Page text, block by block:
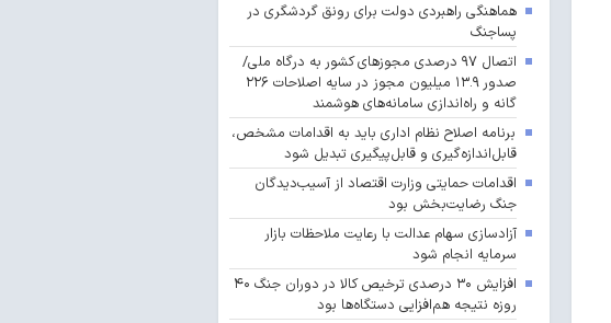
هماهنگی راهبردی دولت برای رونق گردشگری در
پساجنگ
اتصال ۹۷ درصدی مجوزهای کشور به درگاه ملی/
صدور ۱۳.۹ میلیون مجوز در سایه اصلاحات ۲۲۶
گانه و راه‌اندازی سامانه‌های هوشمند
برنامه اصلاح نظام اداری باید به اقدامات مشخص،
قابل‌اندازه‌گیری و قابل‌پیگیری تبدیل شود
اقدامات حمایتی وزارت اقتصاد از آسیب‌دیدگان
جنگ رضایت‌بخش بود
آزادسازی سهام عدالت با رعایت ملاحظات بازار
سرمایه انجام شود
افزایش ۳۰ درصدی ترخیص کالا در دوران جنگ ۴۰
روزه نتیجه هم‌افزایی دستگاه‌ها بود